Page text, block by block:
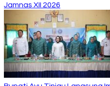
Jamnas XII 2026